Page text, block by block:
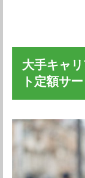
大手キャ
ト定額サ